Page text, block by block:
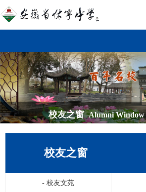
校友之窗 Alumni Window
校友之窗
-校友文苑